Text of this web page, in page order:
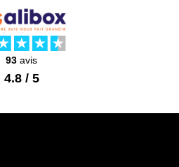
93 avis
4.8 / 5